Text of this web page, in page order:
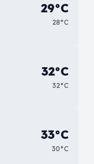
29°C
28°C
32°C
32°C
33°C
30°C